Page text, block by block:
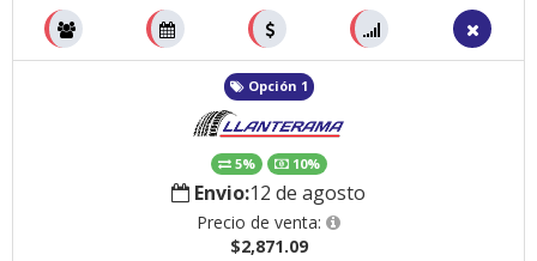
Opción 1
5% 10%
Envio:12 de agosto
Precio de venta:
$2,871.09